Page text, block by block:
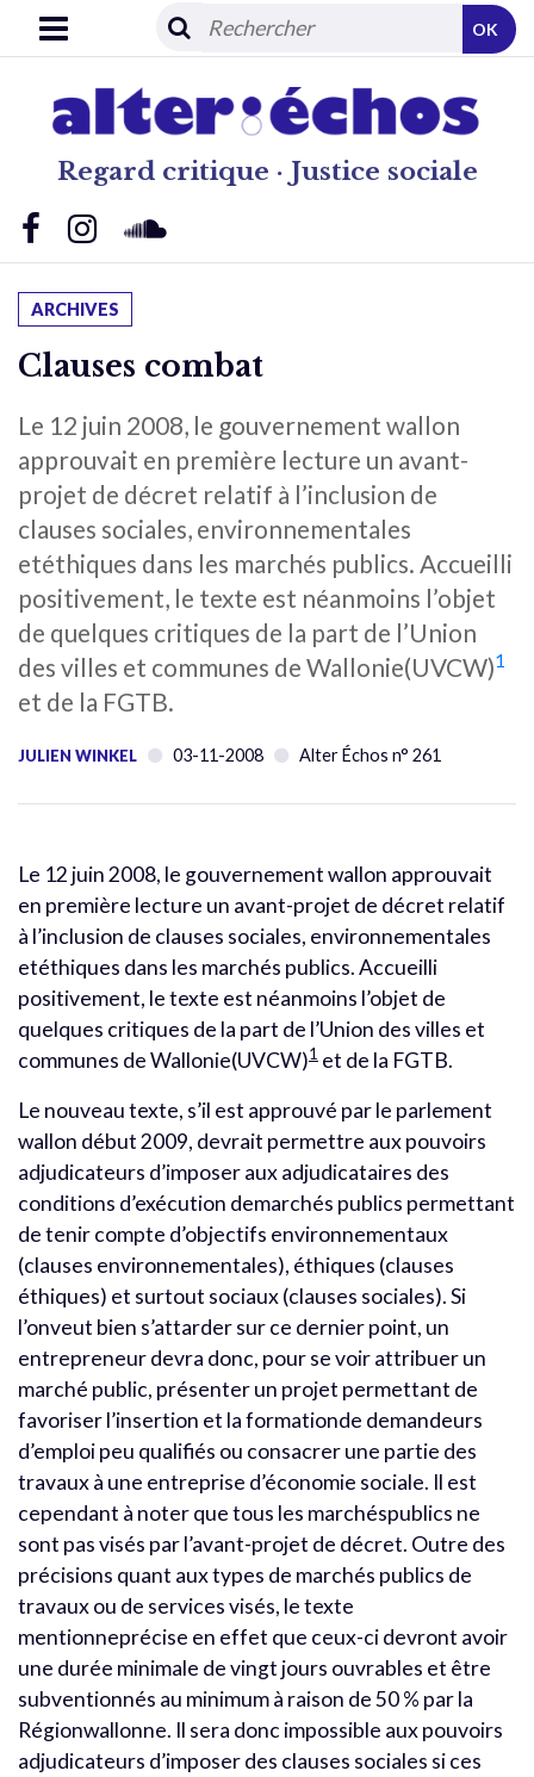
Regard critique · Justice sociale
OK
ARCHIVES
Clauses combat
Le 12 juin 2008, le gouvernement wallon
approuvait en première lecture un avant-
projet de décret relatif à l’inclusion de
clauses sociales, environnementales
etéthiques dans les marchés publics. Accueilli
positivement, le texte est néanmoins l’objet
de quelques critiques de la part de l’Union
des villes et communes de Wallonie(UVCW)1
et de la FGTB.
JULIEN WINKEL 03-11-2008 Alter Échos n° 261
Le 12 juin 2008, le gouvernement wallon approuvait
en première lecture un avant-projet de décret relatif
à l’inclusion de clauses sociales, environnementales
etéthiques dans les marchés publics. Accueilli
positivement, le texte est néanmoins l’objet de
quelques critiques de la part de l’Union des villes et
communes de Wallonie(UVCW)1 et de la FGTB.
Le nouveau texte, s’il est approuvé par le parlement
wallon début 2009, devrait permettre aux pouvoirs
adjudicateurs d’imposer aux adjudicataires des
conditions d’exécution demarchés publics permettant
de tenir compte d’objectifs environnementaux
(clauses environnementales), éthiques (clauses
éthiques) et surtout sociaux (clauses sociales). Si
l’onveut bien s’attarder sur ce dernier point, un
entrepreneur devra donc, pour se voir attribuer un
marché public, présenter un projet permettant de
favoriser l’insertion et la formationde demandeurs
d’emploi peu qualifiés ou consacrer une partie des
travaux à une entreprise d’économie sociale. Il est
cependant à noter que tous les marchéspublics ne
sont pas visés par l’avant-projet de décret. Outre des
précisions quant aux types de marchés publics de
travaux ou de services visés, le texte
mentionneprécise en effet que ceux-ci devront avoir
une durée minimale de vingt jours ouvrables et être
subventionnés au minimum à raison de 50 % par la
Régionwallonne. Il sera donc impossible aux pouvoirs
adjudicateurs d’imposer des clauses sociales si ces